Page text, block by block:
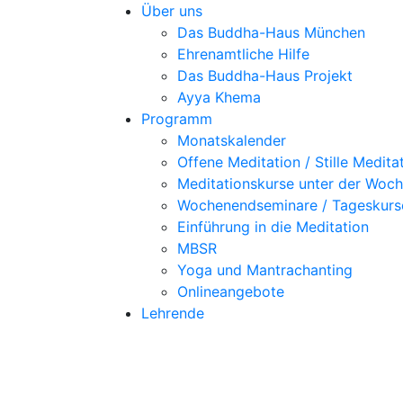
Über uns
Das Buddha-Haus München
Ehrenamtliche Hilfe
Das Buddha-Haus Projekt
Ayya Khema
Programm
Monatskalender
Offene Meditation / Stille
Meditationskurse unter der
Wochenendseminare /
Einführung in die Meditation
MBSR
Yoga und Mantrachanting
Onlineangebote
Lehrende